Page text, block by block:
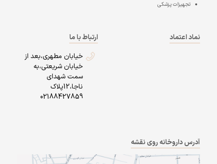
تجهیزات پزشکی
نماد اعتماد
ارتباط با ما
خیابان مطهری،بعد از
خیابان شریعتی،به
سمت شهدای
ناجا،12پلاک
02188427859
آدرس داروخانه روی نقشه